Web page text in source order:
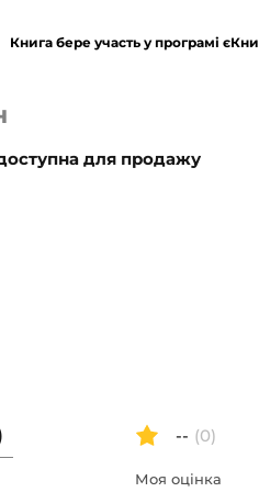
для продажу
Книга бере участь у програмі
-- (0)
Моя оцінка